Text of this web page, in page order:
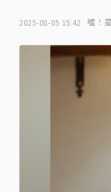
2025-08-05 15:42 噓！